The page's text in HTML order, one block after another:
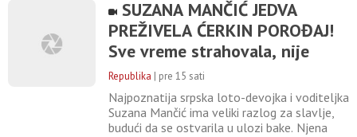
gostima verio devojku Aleksandru, a nakon
što je rekla "da", nastala je atmosfera za
pamćenje. 1 / 8 Foto:
Printscreen/Instagram/draganstankovicas
SUZANA MANČIĆ JEDVA
PREŽIVELA ĆERKIN POROĐAJ!
Sve vreme strahovala, nije
mogla da zamisli da Teodora
prolazi kroz ovo!
Republika | pre 15 sati
Najpoznatija srpska loto-devojka i voditeljka
Suzana Mančić ima veliki razlog za slavlje,
budući da se ostvarila u ulozi bake. Njena